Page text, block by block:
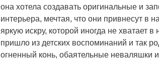
она хотела создавать оригинальные и
интерьера, мечтая, что они привнесут в
яркую искру, которой иногда не хватает
пришло из детских воспоминаний и так
огненный конь, обаятельные неваляшки и